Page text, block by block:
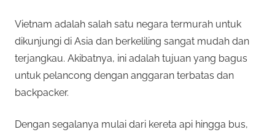
Vietnam adalah salah satu negara termurah untuk
dikunjungi di Asia dan berkeliling sangat mudah dan
terjangkau. Akibatnya, ini adalah tujuan yang bagus
untuk pelancong dengan anggaran terbatas dan
backpacker.
Dengan segalanya mulai dari kereta api hingga bus,